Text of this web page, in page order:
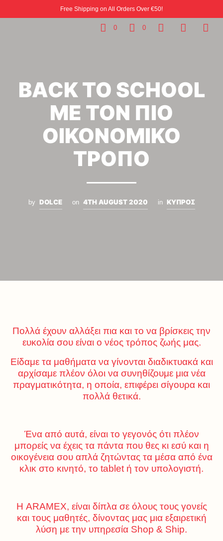
Free Shipping on All Orders Over €50!
0 0
BACK TO SCHOOL
ΜΕ ΤΟΝ ΠΙΟ
ΟΙΚΟΝΟΜΙΚΟ
ΤΡΟΠΟ
by DOLCE on 4TH AUGUST 2020 in ΚΥΠΡΟΣ
Πολλά έχουν αλλάξει πια και το να βρίσκεις την
ευκολία σου είναι ο νέος τρόπος ζωής μας.
Είδαμε τα μαθήματα να γίνονται διαδικτυακά και
αρχίσαμε πλέον όλοι να συνηθίζουμε μια νέα
πραγματικότητα, η οποία, επιφέρει σίγουρα και
πολλά θετικά.
Ένα από αυτά, είναι το γεγονός ότι πλέον
μπορείς να έχεις τα πάντα που θες κι εσύ και η
οικογένεια σου απλά ζητώντας τα μέσα από ένα
κλικ στο κινητό, το tablet ή τον υπολογιστή.
Η ARAMEX, είναι δίπλα σε όλους τους γονείς
και τους μαθητές, δίνοντας μας μια εξαιρετική
λύση με την υπηρεσία Shop & Ship.